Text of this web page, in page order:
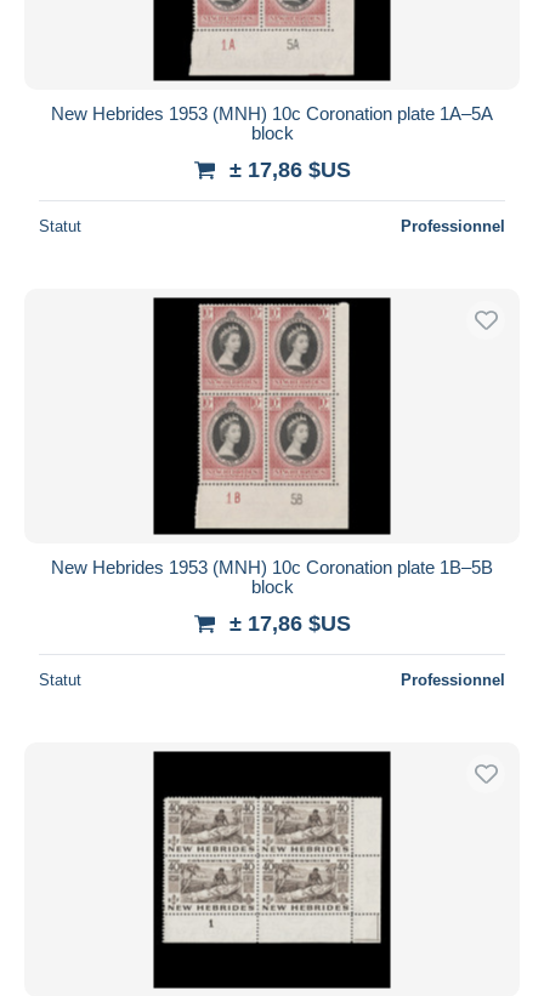
New Hebrides 1953 (MNH) 10c Coronation plate 1A–5A
block
± 17,86 $US
Statut Professionnel
New Hebrides 1953 (MNH) 10c Coronation plate 1B–5B
block
± 17,86 $US
Statut Professionnel